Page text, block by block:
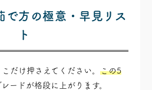
で方の極意・早見リス
ト
だけ押さえてください。 この5
ードが格段に上がります。